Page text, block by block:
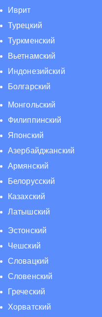
Иврит
Турецкий
Туркменский
Вьетнамский
Индонезийский
Болгарский
Монгольский
Филиппинский
Японский
Азербайджанский
Армянский
Белорусский
Казахский
Латышский
Эстонский
Чешский
Словацкий
Словенский
Греческий
Хорватский